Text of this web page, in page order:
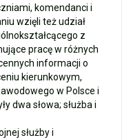
szkolne
i Kołobrzegu
Malborka 🏰🌊
komendanci i
wzięli też udział
z
pracę w różnych
informacji o
kierunkowym,
w Polsce i
dwa słowa; służba i
służby i